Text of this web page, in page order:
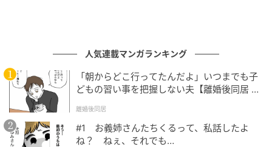
価格以上に高見えする「スウェットワイドシ
ョーツ」
人気連載マンガランキング
「朝からどこ行ってたんだよ」いつまでも子
どもの習い事を把握しない夫【離婚後同居 Vo
離婚後同居
#1 お義姉さんたちくるって、私話したよ
ね？ ねぇ、それでも…